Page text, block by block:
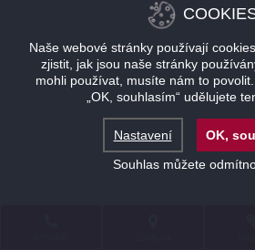
Naše webové stránky používají
zjistit, jak jsou naše stránky
mohli používat, musíte nám to
„OK, souhlasím“ udělujete
Nastavení
OK,
Souhlas můžete